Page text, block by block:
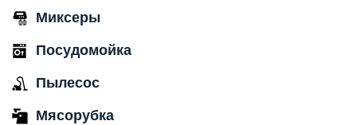
Миксеры
Посудомойка
Пылесос
Мясорубка